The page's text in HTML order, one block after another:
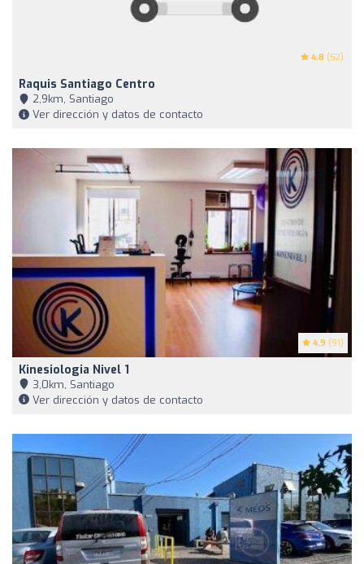
4.8 (52)
Raquis Santiago Centro
2,9km, Santiago
Ver dirección y datos de contacto
4.9 (91)
Kinesiologia Nivel 1
3,0km, Santiago
Ver dirección y datos de contacto